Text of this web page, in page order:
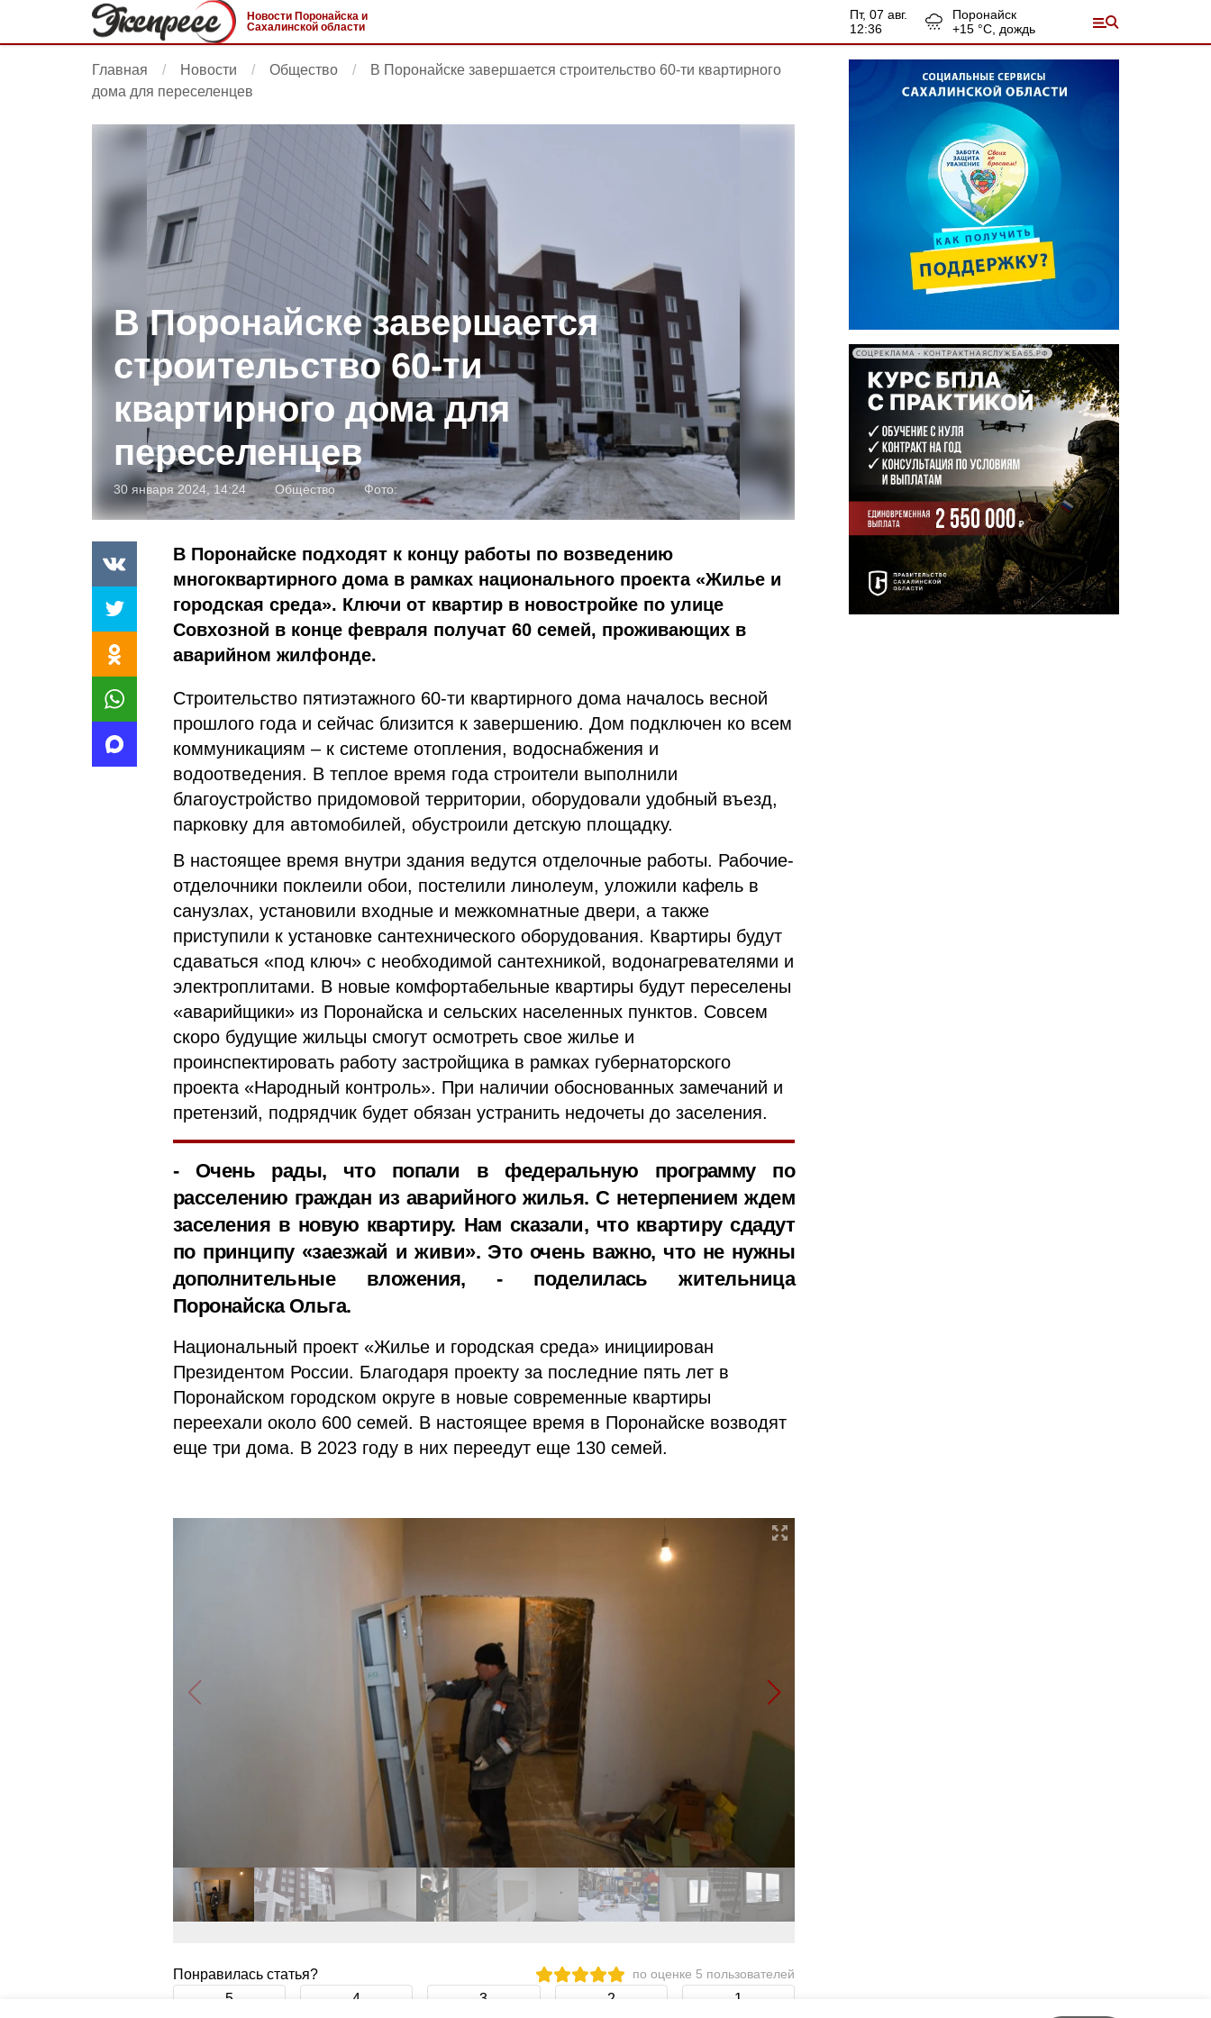
Новости Поронайска и
Сахалинской области
пт, 07 авг.
12:36
Поронайск
+15 °С, дождь
Главная Новости Общество
В Поронайске завершается строительство 60-ти квартирного
дома для переселенцев
В Поронайске завершается
строительство 60-ти
квартирного дома для
переселенцев
30 января 2024, 14:24 Общество Фото:
В Поронайске подходят к концу работы по возведению
многоквартирного дома в рамках национального проекта «Жилье и
городская среда». Ключи от квартир в новостройке по улице
Совхозной в конце февраля получат 60 семей, проживающих в
аварийном жилфонде.
Строительство пятиэтажного 60-ти квартирного дома началось весной
прошлого года и сейчас близится к завершению. Дом подключен ко всем
коммуникациям – к системе отопления, водоснабжения и
водоотведения. В теплое время года строители выполнили
благоустройство придомовой территории, оборудовали удобный въезд,
парковку для автомобилей, обустроили детскую площадку.
В настоящее время внутри здания ведутся отделочные работы. Рабочие-
отделочники поклеили обои, постелили линолеум, уложили кафель в
санузлах, установили входные и межкомнатные двери, а также
приступили к установке сантехнического оборудования. Квартиры будут
сдаваться «под ключ» с необходимой сантехникой, водонагревателями и
электроплитами. В новые комфортабельные квартиры будут переселены
«аварийщики» из Поронайска и сельских населенных пунктов. Совсем
скоро будущие жильцы смогут осмотреть свое жилье и
проинспектировать работу застройщика в рамках губернаторского
проекта «Народный контроль». При наличии обоснованных замечаний и
претензий, подрядчик будет обязан устранить недочеты до заселения.
- Очень рады, что попали в федеральную программу по
расселению граждан из аварийного жилья. С нетерпением ждем
заселения в новую квартиру. Нам сказали, что квартиру сдадут
по принципу «заезжай и живи». Это очень важно, что не нужны
дополнительные вложения, - поделилась жительница
Поронайска Ольга.
Национальный проект «Жилье и городская среда» инициирован
Президентом России. Благодаря проекту за последние пять лет в
Поронайском городском округе в новые современные квартиры
переехали около 600 семей. В настоящее время в Поронайске возводят
еще три дома. В 2023 году в них переедут еще 130 семей.
Понравилась статья? по оценке 5 пользователей
5 4 3 2 1
СОЦРЕКЛАМА • КОНТРАКТНАЯСЛУЖБА65.РФ